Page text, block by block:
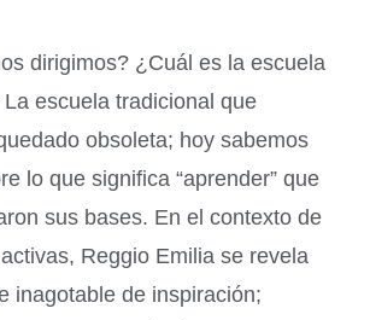
dirigimos? ¿Cuál es la escuela
escuela tradicional que
obsoleta; hoy sabemos
lo que significa “aprender” que
sus bases. En el contexto de
Reggio Emilia se revela
inagotable de inspiración;